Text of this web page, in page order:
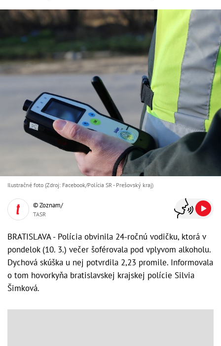
Ilustračné foto (Zdroj: Facebook/Polícia SR - Prešovský kraj)
© Zoznam/
TASR
BRATISLAVA - Polícia obvinila 24-ročnú vodičku, ktorá v
pondelok (10. 3.) večer šoférovala pod vplyvom alkoholu.
Dychová skúška u nej potvrdila 2,23 promile. Informovala
o tom hovorkyňa bratislavskej krajskej polície Silvia
Šimková.